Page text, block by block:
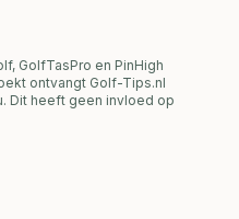
GolfTasPro en PinHigh
ontvangt Golf-Tips.nl
Dit heeft geen invloed op